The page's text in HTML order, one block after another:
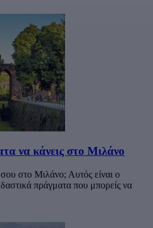
να κάνεις στο Μιλάνο
σου στο Μιλάνο; Αυτός είναι ο
πράγματα που μπορείς να